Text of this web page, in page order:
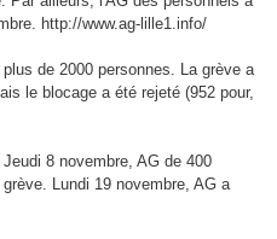
http://www.ag-lille1.info/
de 2000 personnes. La grève a
le blocage a été rejeté (952 pour,
8 novembre, AG de 400
Lundi 19 novembre, AG a